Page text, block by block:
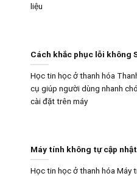
liệu
Cách khắc phục lỗi không
Học tin học ở thanh hóa
cụ giúp người dùng nhanh
cài đặt trên máy
Máy tính không tự cập
Học tin học ở thanh hóa Máy